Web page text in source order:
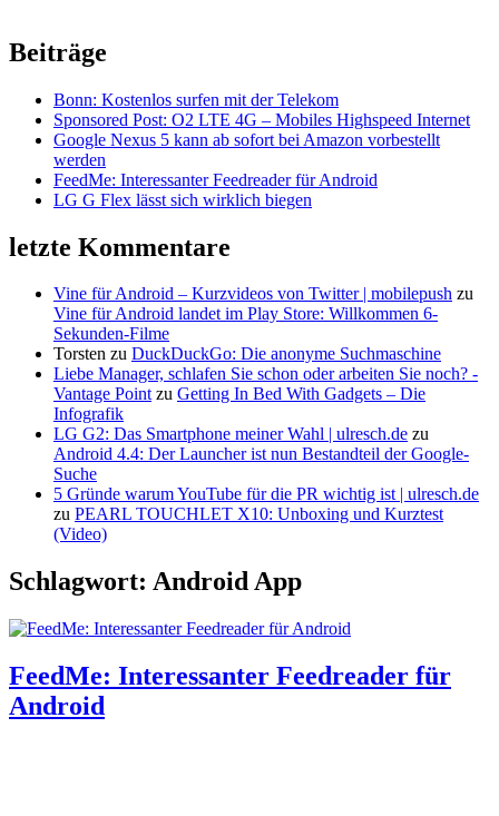
Beiträge
Bonn: Kostenlos surfen mit der Telekom
Sponsored Post: O2 LTE 4G – Mobiles Highspeed Internet
Google Nexus 5 kann ab sofort bei Amazon vorbestellt
werden
FeedMe: Interessanter Feedreader für Android
LG G Flex lässt sich wirklich biegen
letzte Kommentare
Vine für Android – Kurzvideos von Twitter | mobilepush zu
Vine für Android landet im Play Store: Willkommen 6-
Sekunden-Filme
Torsten zu DuckDuckGo: Die anonyme Suchmaschine
Liebe Manager, schlafen Sie schon oder arbeiten Sie noch? -
Vantage Pointzu Getting In Bed With Gadgets – Die
Infografik
LG G2: Das Smartphone meiner Wahl | ulresch.de zu
Android 4.4: Der Launcher ist nun Bestandteil der Google-
Suche
5 Gründe warum YouTube für die PR wichtig ist | ulresch.de
zu PEARL TOUCHLET X10: Unboxing und Kurztest
(Video)
Schlagwort: Android App
FeedMe: Interessanter Feedreader für
Android